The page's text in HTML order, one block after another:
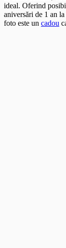
ideal. Oferind
aniversări de 1 an
foto este un cadou